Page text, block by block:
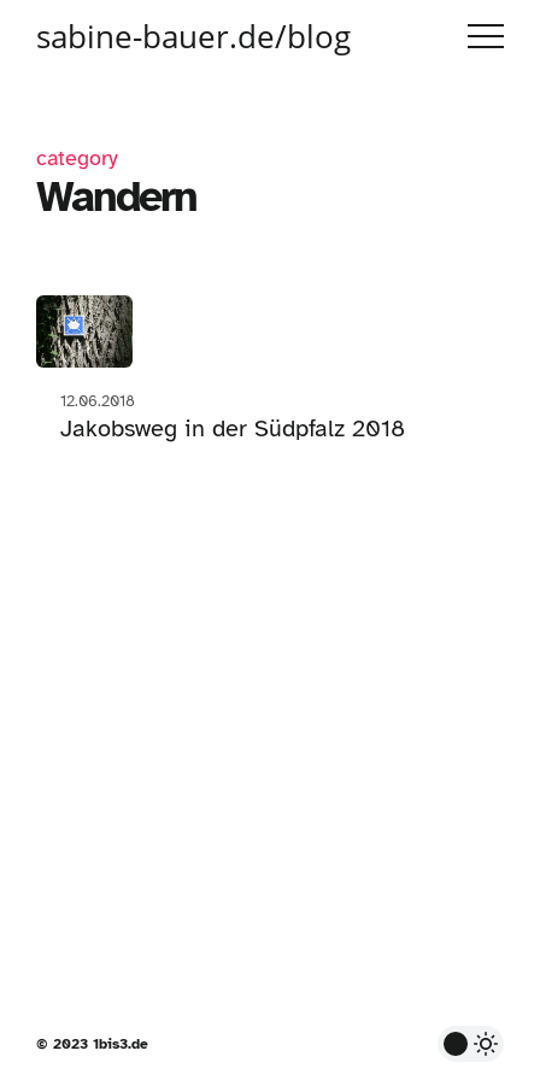
sabine-bauer.de/blog
category
Wandern
12.06.2018
Jakobsweg in der Südpfalz 2018
© 2023 1bis3.de